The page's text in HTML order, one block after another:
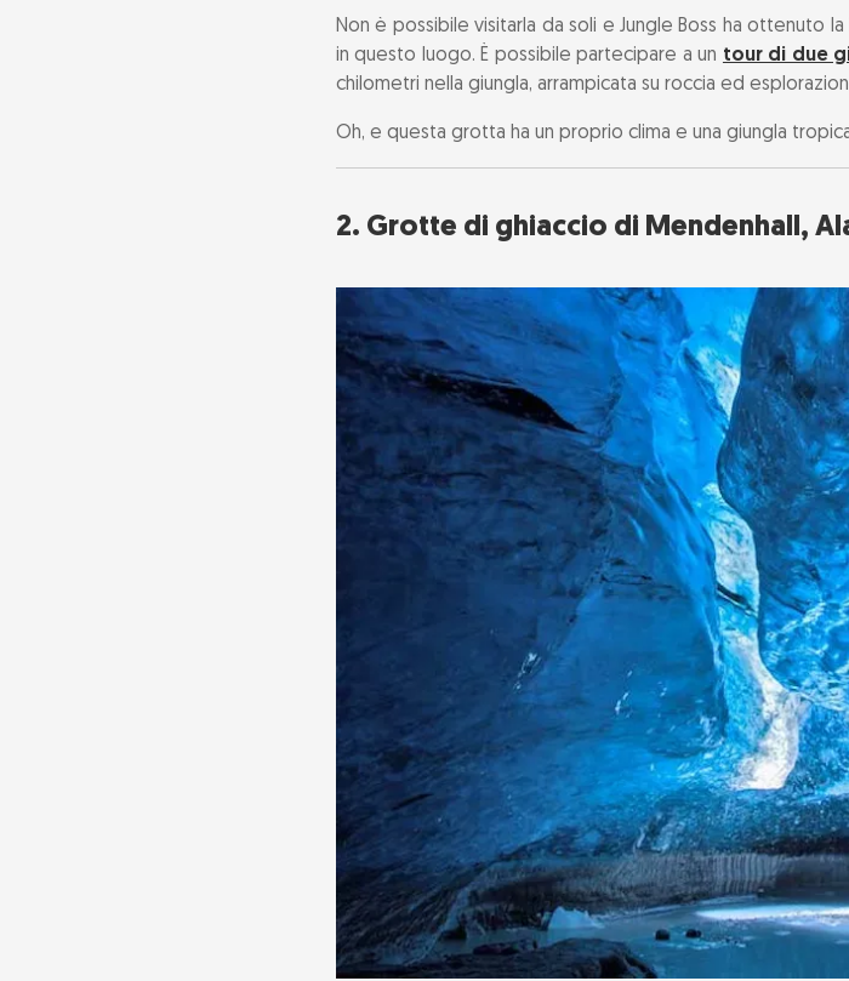
8. Grotte di marmo, Cile
9. Mammoth Cave, Kentucky, Stati Uniti
10. Eisriesenwelt Ice Cave, Austria
11. Grotte di Skocjan, Slovenia
13. Grotta di Son Doong, Vietnam
Consigli di viaggio per avventure
Non è possibile visitarla da soli e Jungle Boss ha ottenuto
in questo luogo. È possibile partecipare a un tour di due
chilometri nella giungla, arrampicata su roccia ed
Oh, e questa grotta ha un proprio clima e una giungla
2. Grotte di ghiaccio di Mendenhall,